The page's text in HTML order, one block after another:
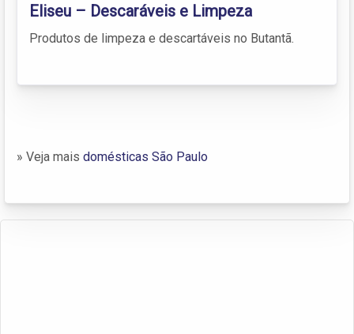
Eliseu – Descaráveis e Limpeza
Produtos de limpeza e descartáveis no Butantã.
» Veja mais domésticas São Paulo